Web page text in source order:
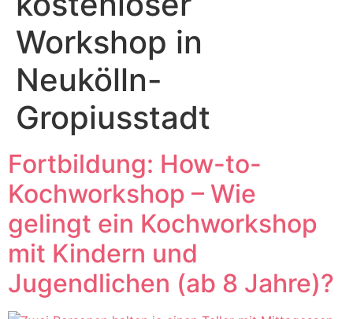
Workshop in
Neukölln-
Gropiusstadt
Fortbildung: How-to-
Kochworkshop – Wie
gelingt ein Kochworkshop
mit Kindern und
Jugendlichen (ab 8 Jahre)?